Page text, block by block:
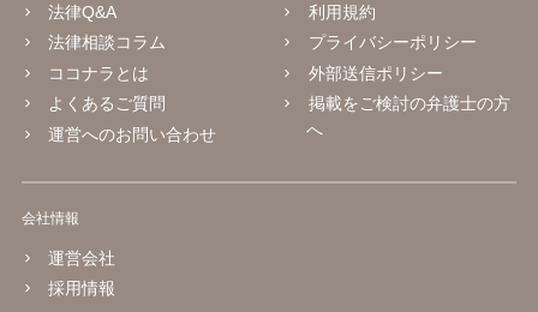
法律Q&A
法律相談コラム
ココナラとは
よくあるご質問
運営へのお問い合わせ
利用規約
プライバシーポリシー
外部送信ポリシー
掲載をご検討の弁護士の方
へ
会社情報
運営会社
採用情報